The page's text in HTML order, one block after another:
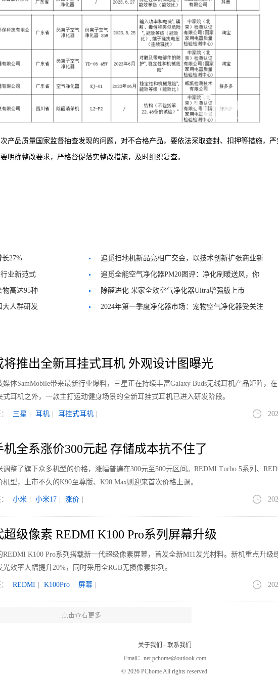
产品质量国家监督抽查发现的问题，对不合格产品，要依法采取查封、扣押等措施，严
明确整改要求，严格督促落实整改措施，及时组织复查。
27% 追觅扫地机新品亮相广交会，以技术创新扩张商业新
“净” 界
业新范式 追觅全能空气净化器PM20图评：净化制暖送风，你
的全场景空气管家
高达95种 除醛进化 米家全效空气净化器Ultra增强版上市
大人群研发 2024年第一季度净化器市场：宠物空气净化器受关注
将推出全新耳挂式耳机 外观设计图曝光
媒体SamMobile带来最新行业爆料，三星正在持续丰富Galaxy Buds无线耳机产品矩阵，
式耳机之外，一款主打运动健身场景的全新耳挂式耳机已进入研发阶段。
三星 耳机 耳挂式耳机
机全系涨价300元起 存储成本抗不住了
调整了旗下众多机型的价格，涨幅普遍在300元至500元区间。REDMI Turbo 5系列、
机型，上市不久的K90至尊版、K90 Max则迎来首次价格上调。
小米 小米17 涨价
超级像素 REDMI K100 Pro系列屏幕升级
REDMI K100 Pro系列搭载新一代超级像素屏幕，首发全新M11发光材料。新机重点升级
光效率大幅提升20%，同时采用全RGB无损像素排列。
REDMI K100Pro 屏幕
视销量下滑但均价走高 大屏与Mini LED引领升级
年，中国电视市场（不含激光电视）的全渠道零售量为1198万台，同比下降12.7%；销额
点击查看更多
关于我们 - 联系我们
Email：net.pchome@outlook.com
© 2026 PChome All rights reserved.